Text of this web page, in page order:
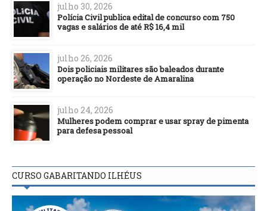
julho 30, 2026
Polícia Civil publica edital de concurso com 750
vagas e salários de até R$ 16,4 mil
julho 26, 2026
Dois policiais militares são baleados durante
operação no Nordeste de Amaralina
julho 24, 2026
Mulheres podem comprar e usar spray de pimenta
para defesa pessoal
CURSO GABARITANDO ILHÉUS